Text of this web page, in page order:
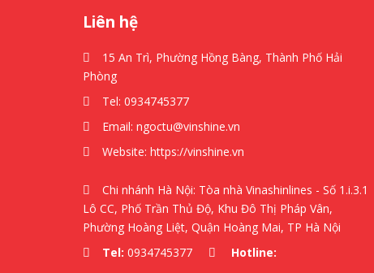
Liên hệ
15 An Trì, Phường Hồng Bàng, Thành Phố Hải
Phòng
Tel: 0934745377
Email: ngoctu@vinshine.vn
Website: https://vinshine.vn
Chi nhánh Hà Nội: Tòa nhà Vinashinlines - Số 1.i.3.1
Lô CC, Phố Trần Thủ Độ, Khu Đô Thị Pháp Vân,
Phường Hoàng Liệt, Quận Hoàng Mai, TP Hà Nội
Tel: 0934745377 Hotline: